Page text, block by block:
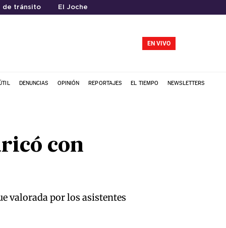
de tránsito El Joche
EN VIVO
DENUNCIAS OPINIÓN REPORTAJES EL TIEMPO NEWSLETTERS
con
valorada por los asistentes